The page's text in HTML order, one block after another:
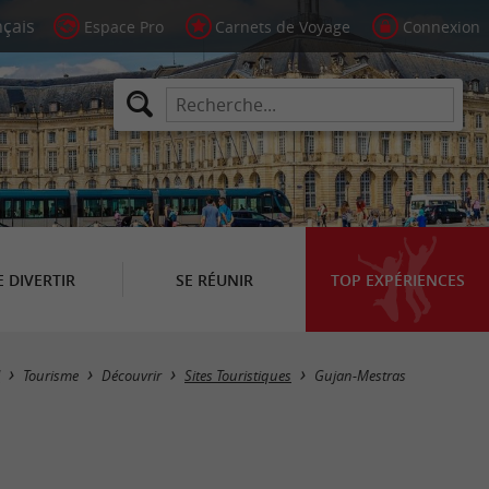
Espace Pro Carnets de Voyage Connexion
DIVERTIR SE RÉUNIR TOP EXPÉRIENCES
Masquer la carte
Tourisme Découvrir Sites Touristiques Gujan-Mestras